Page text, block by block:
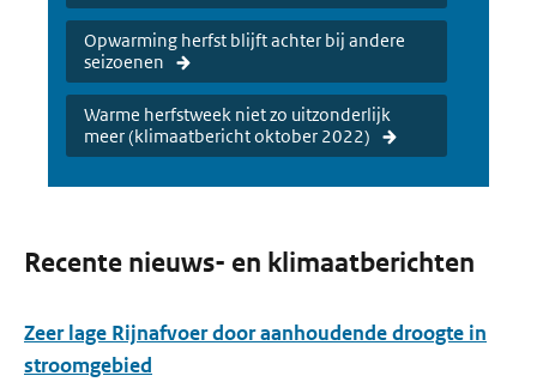
Opwarming herfst blijft achter bij andere
seizoenen
Warme herfstweek niet zo uitzonderlijk
meer (klimaatbericht oktober 2022)
Recente nieuws- en klimaatberichten
Zeer lage Rijnafvoer door aanhoudende droogte in
stroomgebied